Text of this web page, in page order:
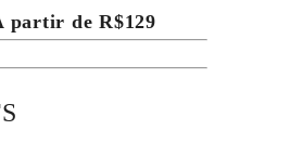
partir de R$129